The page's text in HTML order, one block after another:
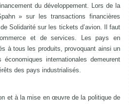
du développement. Lors de la
» sur les transactions financières
Solidarité sur les tickets d’avion. Il faut
et de services. Les pays en
à tous les produits, provoquant ainsi un
internationales demeurent
des pays industrialisés.
et à la mise en œuvre de la politique de